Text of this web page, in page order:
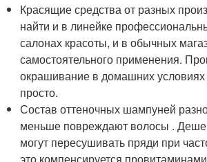
Красящие средства от разных
найти и в линейке
салонах красоты, и в обычных
самостоятельного применения.
окрашивание в домашних условиях
просто.
Состав оттеночных шампуней
меньше повреждают волосы .
могут пересушивать пряди при
это компенсируется